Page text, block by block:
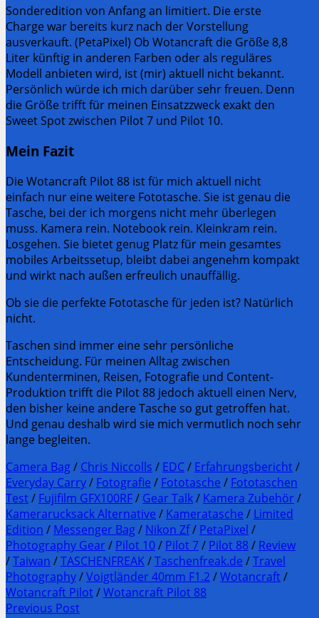
Sonderedition von Anfang an limitiert. Die erste
Charge war bereits kurz nach der Vorstellung
ausverkauft. (PetaPixel) Ob Wotancraft die Größe 8,8
Liter künftig in anderen Farben oder als reguläres
Modell anbieten wird, ist (mir) aktuell nicht bekannt.
Persönlich würde ich mich darüber sehr freuen. Denn
die Größe trifft für meinen Einsatzzweck exakt den
Sweet Spot zwischen Pilot 7 und Pilot 10.
Mein Fazit
Die Wotancraft Pilot 88 ist für mich aktuell nicht
einfach nur eine weitere Fototasche. Sie ist genau die
Tasche, bei der ich morgens nicht mehr überlegen
muss. Kamera rein. Notebook rein. Kleinkram rein.
Losgehen. Sie bietet genug Platz für mein gesamtes
mobiles Arbeitssetup, bleibt dabei angenehm kompakt
und wirkt nach außen erfreulich unauffällig.
Ob sie die perfekte Fototasche für jeden ist? Natürlich
nicht.
Taschen sind immer eine sehr persönliche
Entscheidung. Für meinen Alltag zwischen
Kundenterminen, Reisen, Fotografie und Content-
Produktion trifft die Pilot 88 jedoch aktuell einen Nerv,
den bisher keine andere Tasche so gut getroffen hat.
Und genau deshalb wird sie mich vermutlich noch sehr
lange begleiten.
Camera Bag/ Chris Niccolls / EDC / Erfahrungsbericht /
Everyday Carry/ Fotografie / Fototasche / Fototaschen
Test / Fujifilm GFX100RF/ Gear Talk/ Kamera Zubehör /
Kamerarucksack Alternative / Kameratasche / Limited
Edition / Messenger Bag/ Nikon Zf/ PetaPixel /
Photography Gear / Pilot 10/ Pilot 7/ Pilot 88/ Review
/Taiwan /TASCHENFREAK/Taschenfreak.de /Travel
Photography/Voigtländer 40mm F1.2/Wotancraft /
Wotancraft Pilot /Wotancraft Pilot 88
Post
Previous Post